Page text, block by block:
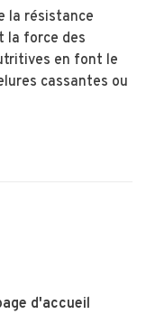
la résistance
la force des
en font le
cassantes ou
d'accueil